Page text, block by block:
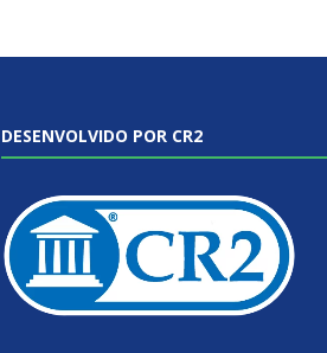
DESENVOLVIDO POR CR2